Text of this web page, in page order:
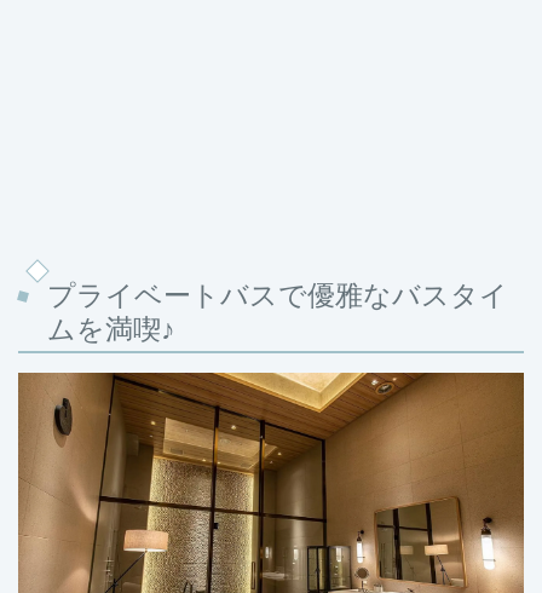
プライベートバスで優雅なバスタイ
ムを満喫♪